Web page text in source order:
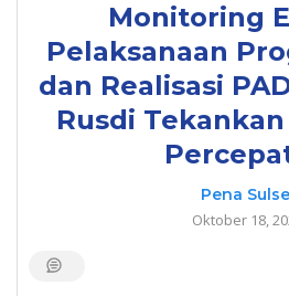
Monitoring
Pelaksanaan
dan Realisasi
Rusdi
Pena
Oktober 18,